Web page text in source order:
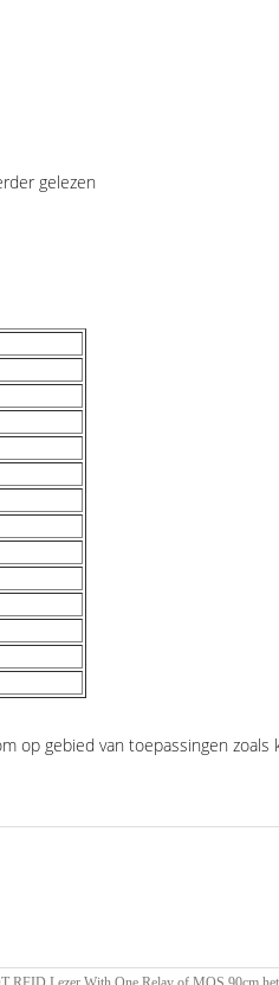
gelezen
op gebied van toepassingen